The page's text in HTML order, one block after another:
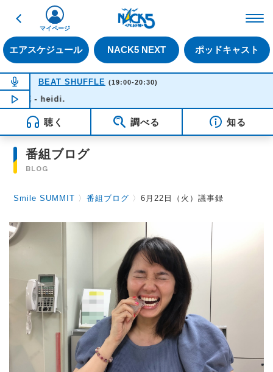
戻る
エアスケジュール NACK5 NEXT ポッドキャスト
マイページ
NOW ON AIR
BEAT SHUFFLE (19:00-20:30)
NOW PLAYING
花 - heidi.
聴く 調べる 知る
番組ブログ
BLOG
Smile SUMMIT 〉番組ブログ 〉6月22日（火）議事録